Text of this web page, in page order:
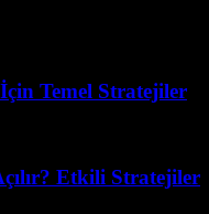
Temel Stratejiler
Etkili Stratejiler